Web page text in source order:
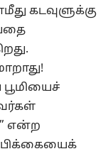
கடவுளுக்கு
என்ற